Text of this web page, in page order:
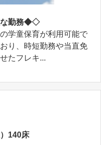
な勤務◆◇
学童保育が利用可能で
り、時短勤務や当直免
たフレキ...
140床